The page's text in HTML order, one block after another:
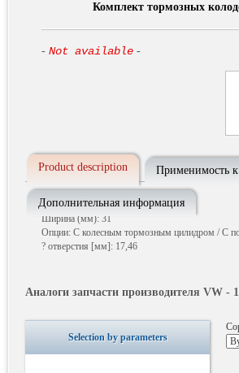
Комплект тормозных
- Not available -
Product description Применимость
Дополнительная информация
Диаметр [мм]: 180
Ширина (мм): 31
Опции: С колесным тормозным цилидром / С
? отверстия [мм]: 17,46
Аналоги запчасти производителя VW -
Selection by parameters